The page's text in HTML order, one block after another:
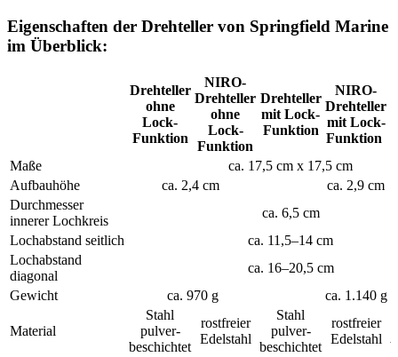
Eigenschaften der Drehteller von Springfield Marine
im Überblick:
Drehteller
ohne
Lock-
Funktion
NIRO-
Drehteller
ohne
Lock-
Funktion
Drehteller
mit Lock-
Funktion
NIRO-
Drehteller
mit Lock-
Funktion
Maße
ca. 17,5 cm x 17,5 cm
Aufbauhöhe
ca. 2,4 cm
ca. 2,9 cm
Durchmesser
innerer Lochkreis
ca. 6,5 cm
Lochabstand seitlich
ca. 11,5–14 cm
Lochabstand
diagonal
ca. 16–20,5 cm
Gewicht
ca. 970 g ca. 1.140 g
Material
Stahl
pulver­
beschichtet
rostfreier
Edelstahl
Stahl
pulver­
beschichtet
rostfreier
Edelstahl